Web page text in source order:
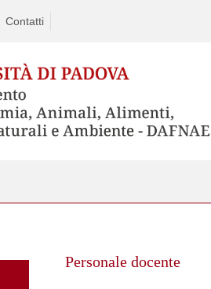
Contatti
Personale docente